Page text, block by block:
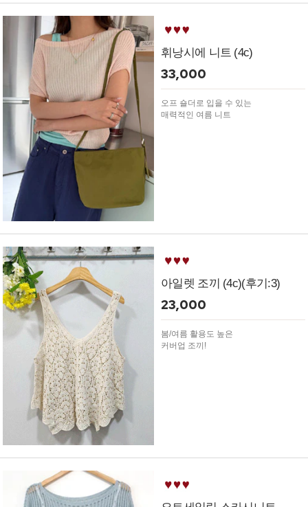
휘낭시에 니트 (4c)
33,000
오프 숄더로 입을 수 있는
매력적인 여름 니트
아일렛 조끼 (4c)(후기:3)
23,000
봄/여름 활용도 높은
커버업 조끼!